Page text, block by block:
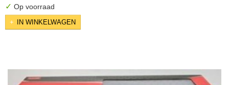
✓ Op voorraad
IN WINKELWAGEN